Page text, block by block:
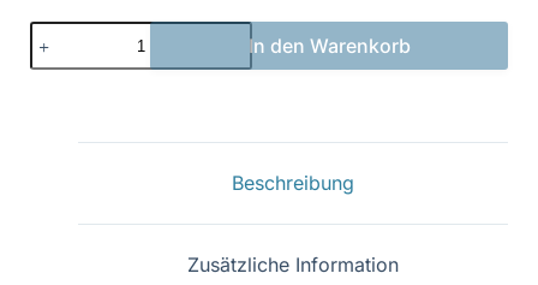
01
In den Warenkorb
Beschreibung
Zusätzliche Information